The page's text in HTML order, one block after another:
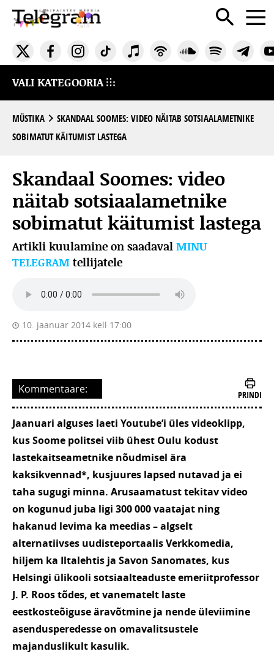
VALI KATEGOORIA
MÜSTIKA
SKANDAAL SOOMES: VIDEO NÄITAB SOTSIAALAMETNIKE
SOBIMATUT KÄITUMIST LASTEGA
Skandaal Soomes: video
näitab sotsiaalametnike
sobimatut käitumist lastega
Artikli kuulamine on saadaval MINU
TELEGRAM tellijatele
10. jaanuar 2014 kell 17:00
Kommentaare: PRINDI
Jaanuari alguses laeti Youtube’i üles videoklipp,
kus Soome politsei viib ühest Oulu kodust
lastekaitseametnike nõudmisel ära
kaksikvennad*, kusjuures lapsed nutavad ja ei
taha sugugi minna. Arusaamatust tekitav video
on kogunud juba ligi 300 000 vaatajat ning
hakanud levima ka meedias – algselt
alternatiivses uudisteportaalis Verkkomedia,
hiljem ka Iltalehtis ja Savon Sanomates, kus
Helsingi ülikooli sotsiaalteaduste emeriitprofessor
J. P. Roos tõdes, et vanematelt laste
eestkosteõiguse äravõtmine ja nende üleviimine
asendusperedesse on omavalitsustele
majanduslikult kasulik.